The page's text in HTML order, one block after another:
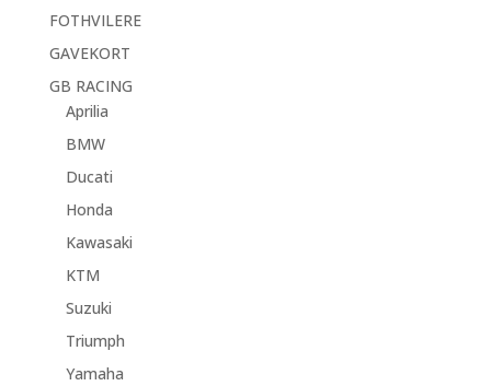
FOTHVILERE
GAVEKORT
GB RACING
Aprilia
BMW
Ducati
Honda
Kawasaki
KTM
Suzuki
Triumph
Yamaha